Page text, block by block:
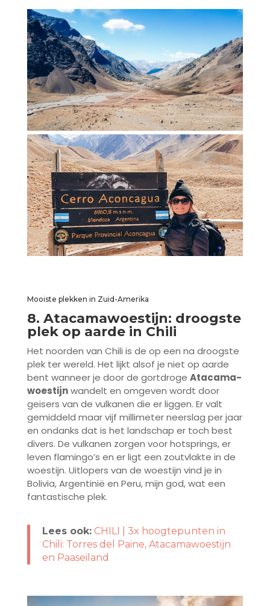
Mooiste plekken in Zuid-Amerika
8. Atacamawoestijn: droogste
plek op aarde in Chili
Het noorden van Chili is de op een na droogste
plek ter wereld. Het lijkt alsof je niet op aarde
bent wanneer je door de gortdroge Atacama-
woestijnwandelt en omgeven wordt door
geisers van de vulkanen die er liggen. Er valt
gemiddeld maar vijf millimeter neerslag per jaar
en ondanks dat is het landschap er toch best
divers. De vulkanen zorgen voor hotsprings, er
leven flamingo’s en er ligt een zoutvlakte in de
woestijn. Uitlopers van de woestijn vind je in
Bolivia, Argentinië en Peru, mijn god, wat een
fantastische plek.
Lees ook: CHILI | 3x hoogtepunten in
Chili: Torres del Paine, Atacamawoestijn
en Paaseiland